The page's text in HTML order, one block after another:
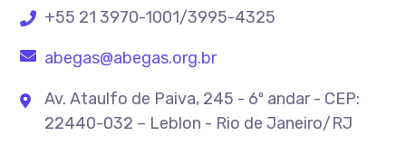
+55 21 3970-1001/3995-4325
abegas@abegas.org.br
Av. Ataulfo de Paiva, 245 - 6º andar - CEP:
22440-032 – Leblon - Rio de Janeiro/RJ